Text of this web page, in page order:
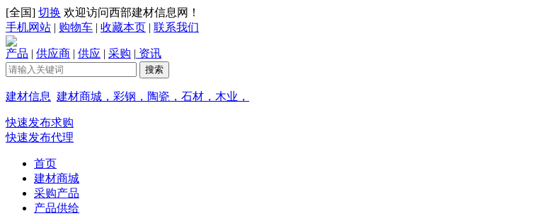
[全国] 切换 欢迎访问西部建材信息网！
手机网站 | 购物车 | 收藏本页 | 联系我们
产品 | 供应商 | 供应 | 采购 | 资讯
建材信息 建材商城，彩钢，陶瓷，石材，木业，
快速发布求购
快速发布代理
首页
建材商城
采购产品
产品供给